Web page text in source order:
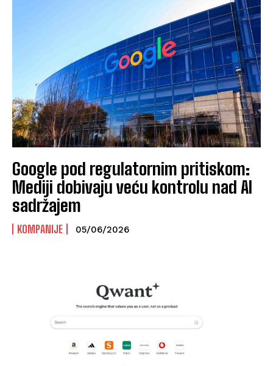
Google pod regulatornim pritiskom:
Mediji dobivaju veću kontrolu nad AI
sadržajem
KOMPANIJE 05/06/2026